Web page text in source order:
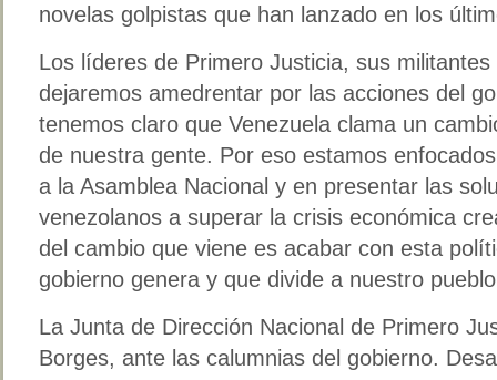
novelas golpistas que han lanzado en los
Los líderes de Primero Justicia, sus
dejaremos amedrentar por las acciones del
tenemos claro que Venezuela clama un
de nuestra gente. Por eso estamos
a la Asamblea Nacional y en presentar las
venezolanos a superar la crisis económica
del cambio que viene es acabar con esta
gobierno genera y que divide a nuestro
La Junta de Dirección Nacional de Primero
Borges, ante las calumnias del gobierno.